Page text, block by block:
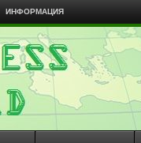
ИНФОРМАЦИЯ